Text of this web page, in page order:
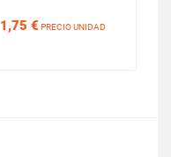
1,75 € PRECIO UNIDAD